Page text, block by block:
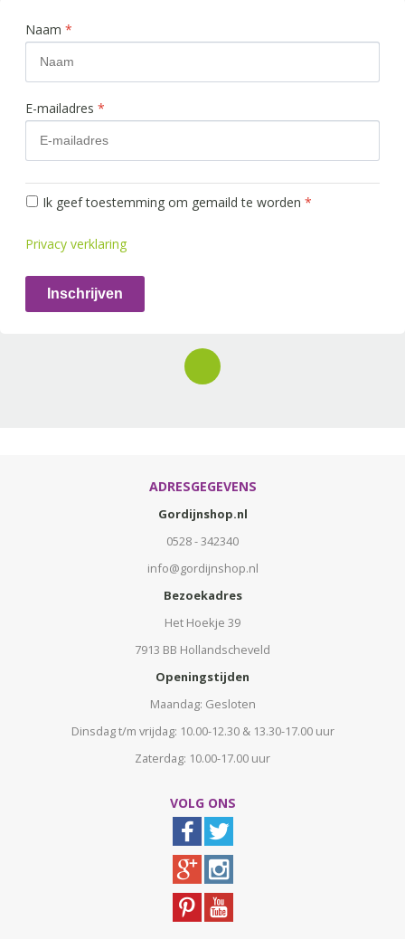
Naam *
E-mailadres *
Ik geef toestemming om gemaild te worden *
Privacy verklaring
Inschrijven
ADRESGEGEVENS
Gordijnshop.nl
0528 - 342340
info@gordijnshop.nl
Bezoekadres
Het Hoekje 39
7913 BB Hollandscheveld
Openingstijden
Maandag: Gesloten
Dinsdag t/m vrijdag: 10.00-12.30 & 13.30-17.00 uur
Zaterdag: 10.00-17.00 uur
VOLG ONS